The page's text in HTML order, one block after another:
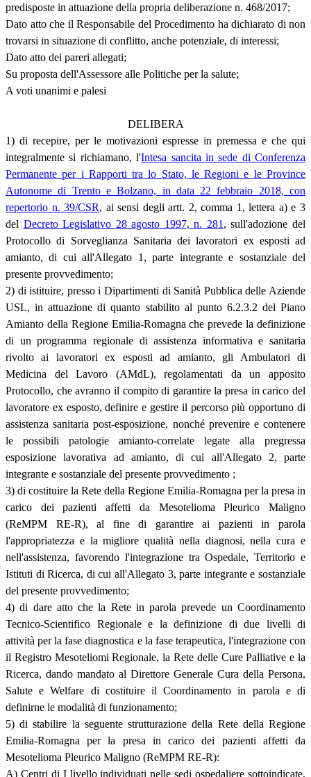
predisposte in attuazione della propria deliberazione n. 468/2017;
Dato atto che il Responsabile del Procedimento ha dichiarato di non
trovarsi in situazione di conflitto, anche potenziale, di interessi;
Dato atto dei pareri allegati;
Su proposta dell'Assessore alle Politiche per la salute;
A voti unanimi e palesi
DELIBERA
1) di recepire, per le motivazioni espresse in premessa e che qui
integralmente si richiamano, l'Intesa sancita in sede di Conferenza
Permanente per i Rapporti tra lo Stato, le Regioni e le Province
Autonome di Trento e Bolzano, in data 22 febbraio 2018, con
repertorio n. 39/CSR, ai sensi degli artt. 2, comma 1, lettera a) e 3
del Decreto Legislativo 28 agosto 1997, n. 281 , sull'adozione del
Protocollo di Sorveglianza Sanitaria dei lavoratori ex esposti ad
amianto, di cui all'Allegato 1, parte integrante e sostanziale del
presente provvedimento;
2) di istituire, presso i Dipartimenti di Sanità Pubblica delle Aziende
USL, in attuazione di quanto stabilito al punto 6.2.3.2 del Piano
Amianto della Regione Emilia-Romagna che prevede la definizione
di un programma regionale di assistenza informativa e sanitaria
rivolto ai lavoratori ex esposti ad amianto, gli Ambulatori di
Medicina del Lavoro (AMdL), regolamentati da un apposito
Protocollo, che avranno il compito di garantire la presa in carico del
lavoratore ex esposto, definire e gestire il percorso più opportuno di
assistenza sanitaria post-esposizione, nonché prevenire e contenere
le possibili patologie amianto-correlate legate alla pregressa
esposizione lavorativa ad amianto, di cui all'Allegato 2, parte
integrante e sostanziale del presente provvedimento ;
3) di costituire la Rete della Regione Emilia-Romagna per la presa in
carico dei pazienti affetti da Mesotelioma Pleurico Maligno
(ReMPM RE-R), al fine di garantire ai pazienti in parola
l'appropriatezza e la migliore qualità nella diagnosi, nella cura e
nell'assistenza, favorendo l'integrazione tra Ospedale, Territorio e
Istituti di Ricerca, di cui all'Allegato 3, parte integrante e sostanziale
del presente provvedimento;
4) di dare atto che la Rete in parola prevede un Coordinamento
Tecnico-Scientifico Regionale e la definizione di due livelli di
attività per la fase diagnostica e la fase terapeutica, l'integrazione con
il Registro Mesoteliomi Regionale, la Rete delle Cure Palliative e la
Ricerca, dando mandato al Direttore Generale Cura della Persona,
Salute e Welfare di costituire il Coordinamento in parola e di
definirne le modalità di funzionamento;
5) di stabilire la seguente strutturazione della Rete della Regione
Emilia-Romagna per la presa in carico dei pazienti affetti da
Mesotelioma Pleurico Maligno (ReMPM RE-R):
A) Centri di I livello individuati nelle sedi ospedaliere sottoindicate,